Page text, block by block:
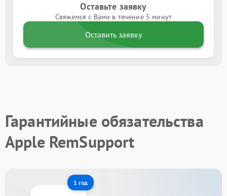
Оставьте заявку
Свяжемся с Вами в течение 5 минут
Оставить заявку
Гарантийные обязательства
Apple RemSupport
1 год